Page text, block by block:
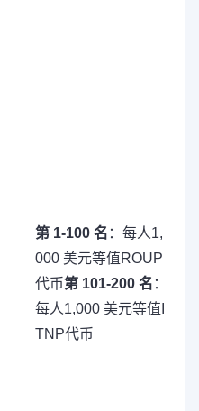
第 1-100 名 ：每人1,
000 美元等值ROUP
代币第 101-200 名 ：
每人1,000 美元等值I
TNP代币